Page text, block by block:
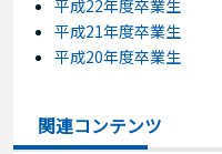
平成22年度卒業生
平成21年度卒業生
平成20年度卒業生
関連コンテンツ